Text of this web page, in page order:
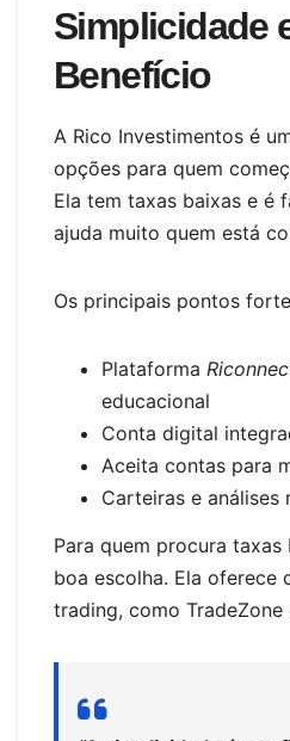
Simplicidade
Benefício
A Rico Investimentos é
opções para quem
Ela tem taxas baixas e é
ajuda muito quem está
Os principais pontos
Plataforma
educacional
Conta digital
Aceita contas para
Carteiras e análises
Para quem procura taxas
boa escolha. Ela oferece
trading, como TradeZone